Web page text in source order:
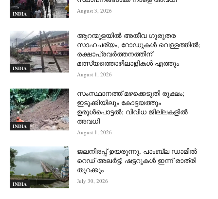
INDIA August 3, 2026
INDIA
ആറന്മുളയില്‍ അതീവ ഗുരുതര
സാഹചര്യം, റോഡുകള്‍ വെള്ളത്തില്‍;
രക്ഷാപ്രവര്‍ത്തനത്തിന്
മത്സ്യത്തൊഴിലാളികള്‍ എത്തും
August 1, 2026
INDIA
സംസ്ഥാനത്ത് മഴക്കെടുതി രൂക്ഷം;
ഇടുക്കിയിലും കോട്ടയത്തും
ഉരുള്‍പൊട്ടല്‍; വിവിധ ജില്ലകളില്‍
അവധി
August 1, 2026
INDIA
ജലനിരപ്പ് ഉയരുന്നു, പാംബ്ല ഡാമിൽ
റെഡ് അലർട്ട്; ഷട്ടറുകൾ ഇന്ന് രാത്രി
തുറക്കും
July 30, 2026